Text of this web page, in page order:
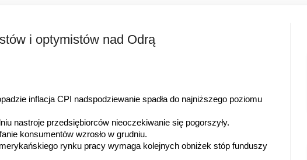
i optymistów nad Odrą
inflacja CPI nadspodziewanie spadła do najniższego poziomu
nastroje przedsiębiorców nieoczekiwanie się pogorszyły.
konsumentów wzrosło w grudniu.
rynku pracy wymaga kolejnych obniżek stóp funduszy